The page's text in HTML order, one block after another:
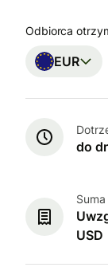
Odbiorca
EUR
do
Suma
USD